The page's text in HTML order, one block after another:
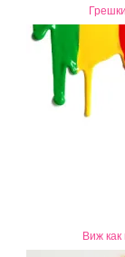
Виж